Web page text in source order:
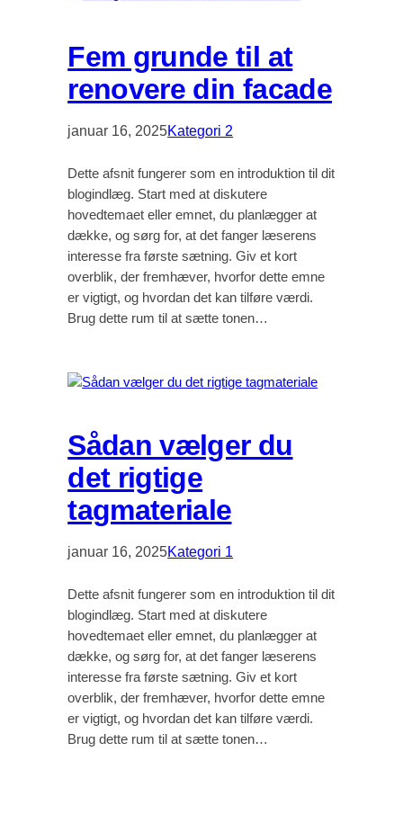
Fem grunde til at
renovere din facade
januar 16, 2025Kategori 2
Dette afsnit fungerer som en introduktion til dit
blogindlæg. Start med at diskutere
hovedtemaet eller emnet, du planlægger at
dække, og sørg for, at det fanger læserens
interesse fra første sætning. Giv et kort
overblik, der fremhæver, hvorfor dette emne
er vigtigt, og hvordan det kan tilføre værdi.
Brug dette rum til at sætte tonen…
Sådan vælger du
det rigtige
tagmateriale
januar 16, 2025Kategori 1
Dette afsnit fungerer som en introduktion til dit
blogindlæg. Start med at diskutere
hovedtemaet eller emnet, du planlægger at
dække, og sørg for, at det fanger læserens
interesse fra første sætning. Giv et kort
overblik, der fremhæver, hvorfor dette emne
er vigtigt, og hvordan det kan tilføre værdi.
Brug dette rum til at sætte tonen…